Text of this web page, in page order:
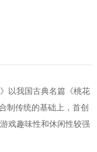
以我国古典名篇《桃花
制传统的基础上，首创
戏趣味性和休闲性较强